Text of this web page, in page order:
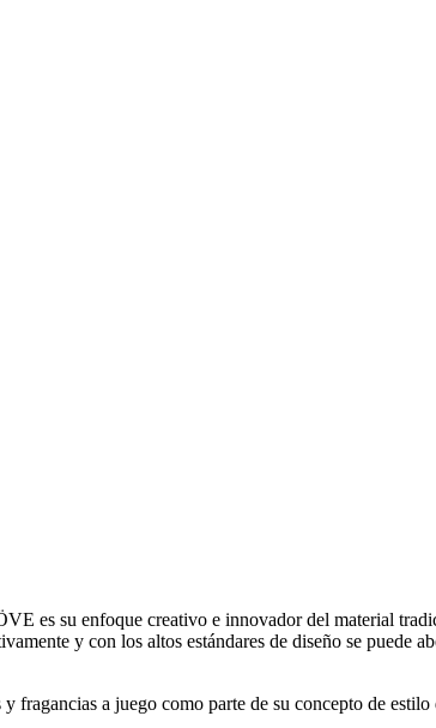
es su enfoque creativo e innovador del material
y con los altos estándares de diseño se puede
fragancias a juego como parte de su concepto de estilo